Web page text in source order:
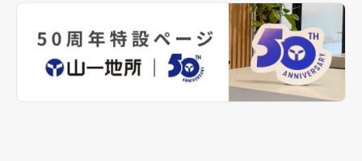
エリアから探す
train
路線から探す
事業用・投資用を探す keyboard_arrow_right
相続相談をしたい keyboard_arrow_right
不動産に投資したい keyboard_arrow_right
keyboard_arrow_right
パーパス keyboard_arrow_right
CM紹介
keyboard_arrow_right
レンタルオフィス keyboard_arrow_right
貸会議室 keyboard_arrow_right
open_in_new
keyboard_arrow_right
退去される方へ keyboard_arrow_right
※準備中 住まいのしおり（PDF）